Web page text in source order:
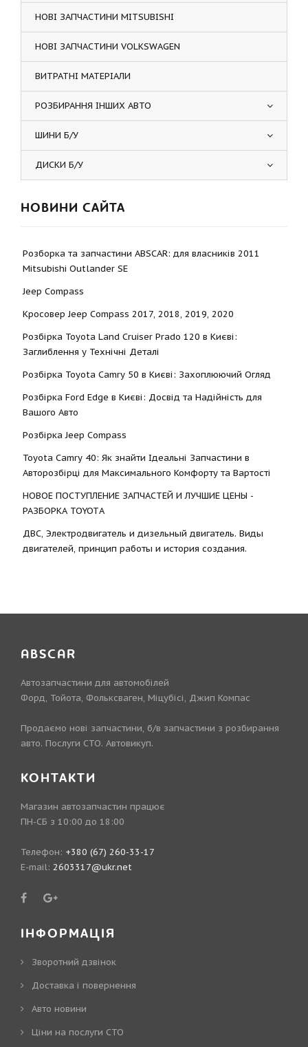
НОВІ ЗАПЧАСТИНИ MITSUBISHI
НОВІ ЗАПЧАСТИНИ VOLKSWAGEN
ВИТРАТНІ МАТЕРІАЛИ
РОЗБИРАННЯ ІНШИХ АВТО
ШИНИ Б/У
ДИСКИ Б/У
НОВИНИ САЙТА
Розборка та запчастини ABSCAR: для власників 2011
Mitsubishi Outlander SE
Jeep Compass
Кросовер Jeep Compass 2017, 2018, 2019, 2020
Розбірка Toyota Land Cruiser Prado 120 в Києві:
Заглиблення у Технічні Деталі
Розбірка Toyota Camry 50 в Києві: Захоплюючий Огляд
Розбірка Ford Edge в Києві: Досвід та Надійність для
Вашого Авто
Розбірка Jeep Compass
Toyota Camry 40: Як знайти Ідеальні Запчастини в
Авторозбірці для Максимального Комфорту та Вартості
НОВОЕ ПОСТУПЛЕНИЕ ЗАПЧАСТЕЙ И ЛУЧШИЕ ЦЕНЫ -
РАЗБОРКА TOYOTА
ДВС, Электродвигатель и дизельный двигатель. Виды
двигателей, принцип работы и история создания.
ABSCAR
Автозапчастини для автомобілей
Форд, Тойота, Фольксваген, Міцубісі, Джип Компас
Продаємо нові запчастини, б/в запчастини з розбирання
авто. Послуги СТО. Автовикуп.
КОНТАКТИ
Магазин автозапчастин працює
ПН-СБ з 10:00 до 18:00
Телефон: +380 (67) 260-33-17
E-mail: 2603317@ukr.net
ІНФОРМАЦІЯ
Зворотний дзвінок
Доставка і повернення
Авто новини
Ціни на послуги СТО